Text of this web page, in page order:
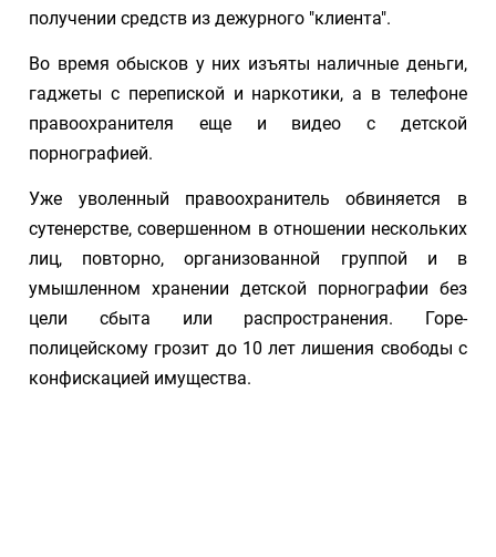
получении средств из дежурного "клиента".
Во время обысков у них изъяты наличные деньги,
гаджеты с перепиской и наркотики, а в телефоне
правоохранителя еще и видео с детской
порнографией.
Уже уволенный правоохранитель обвиняется в
сутенерстве, совершенном в отношении нескольких
лиц, повторно, организованной группой и в
умышленном хранении детской порнографии без
цели сбыта или распространения. Горе-
полицейскому грозит до 10 лет лишения свободы с
конфискацией имущества.